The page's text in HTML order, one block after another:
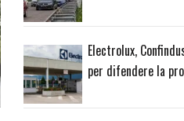
Electrolux,
per difendere la